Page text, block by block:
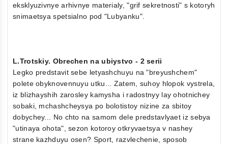
eksklyuzivnye arhivnye materialy, "grif sekretnosti" s kotoryh
snimaetsya spetsialno pod "Lubyanku".
L.Trotskiy. Obrechen na ubiystvo - 2 serii
Legko predstavit sebe letyashchuyu na "breyushchem"
polete obyknovennuyu utku... Zatem, suhoy hlopok vystrela,
iz blizhayshih zarosley kamysha i radostnyy lay ohotnichey
sobaki, mchashcheysya po bolotistoy nizine za sbitoy
dobychey... No chto na samom dele predstavlyaet iz sebya
"utinaya ohota", sezon kotoroy otkryvaetsya v nashey
strane kazhduyu osen? Sport, razvlechenie, sposob